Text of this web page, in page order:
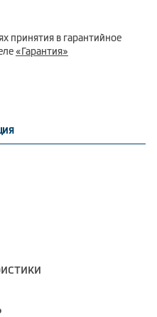
принятия в гарантийное
«Гарантия»